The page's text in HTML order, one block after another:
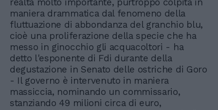
maniera drammatica dal fenomeno della
fluttuazione di abbondanza del granchio blu,
cioè una proliferazione della specie che ha
messo in ginocchio gli acquacoltori - ha
detto l'esponente di Fdi durante della
degustazione in Senato delle ostriche di Goro
- Il governo è intervenuto in maniera
massiccia, nominando un commissario,
stanziando 49 milioni circa di euro,